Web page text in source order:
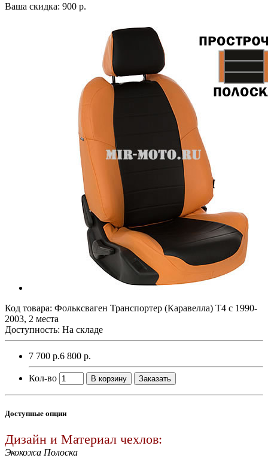
Ваша скидка: 900 р.
Код товара: Фольксваген Транспортер (Каравелла) Т4 с 1990-
2003, 2 места
Доступность: На складе
7 700 р.6 800 р.
Кол-во В корзину Заказать
Доступные опции
Дизайн и Материал чехлов:
Экокожа Полоска